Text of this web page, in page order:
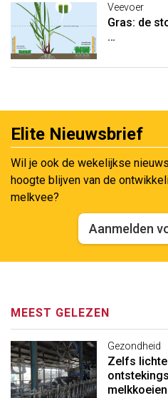
Veevoer
Gras: de
…
Elite Nieuwsbrief
Wil je ook de wekelijkse
hoogte blijven van de
melkvee?
Aanmelden
MEEST GELEZEN
Gezondheid
Zelfs
melkkoeien